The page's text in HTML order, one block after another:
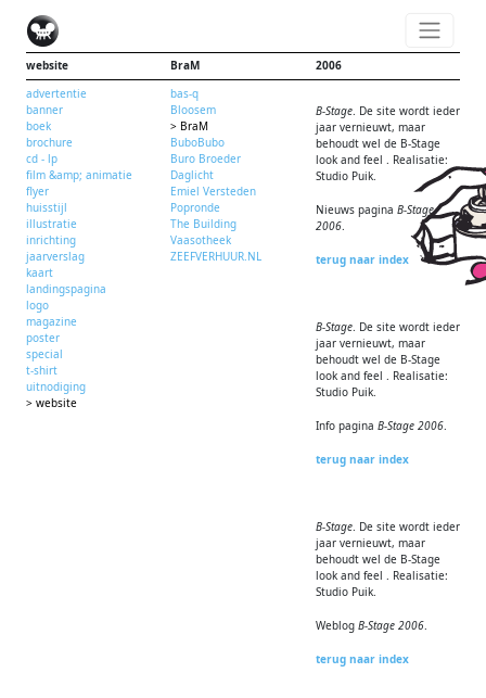
website BraM
2006
advertentie
banner
boek
brochure
cd - lp
film &amp; animatie
flyer
huisstijl
illustratie
inrichting
jaarverslag
kaart
landingspagina
logo
magazine
poster
special
t-shirt
uitnodiging
> website
bas-q
Bloosem
> BraM
BuboBubo
Buro Broeder
Daglicht
Emiel Versteden
Popronde
The Building
Vaasotheek
ZEEFVERHUUR.NL
B-Stage. De site wordt ieder
jaar vernieuwt, maar
behoudt wel de B-Stage
look and feel . Realisatie:
Studio Puik.
Nieuws pagina B-Stage
2006.
terug naar index
B-Stage. De site wordt ieder
jaar vernieuwt, maar
behoudt wel de B-Stage
look and feel . Realisatie:
Studio Puik.
Info pagina B-Stage 2006.
terug naar index
B-Stage. De site wordt ieder
jaar vernieuwt, maar
behoudt wel de B-Stage
look and feel . Realisatie:
Studio Puik.
Weblog B-Stage 2006.
terug naar index